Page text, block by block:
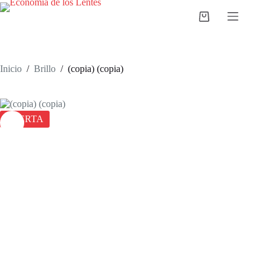
Saltar
al
Carro
Inicio / Brillo / (copia) (copia)
OFERTA